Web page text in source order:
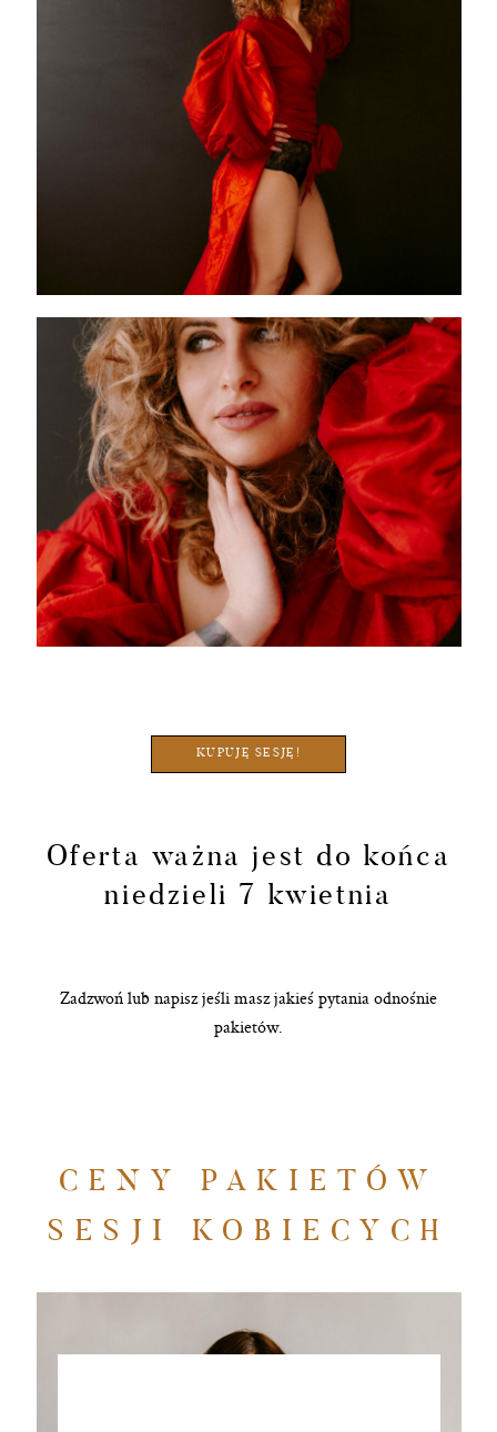
KUPUJĘ SESJĘ!
Oferta ważna jest do końca
niedzieli 7 kwietnia
Zadzwoń lub napisz jeśli masz jakieś pytania odnośnie
pakietów.
CENY PAKIETÓW
SESJI KOBIECYCH